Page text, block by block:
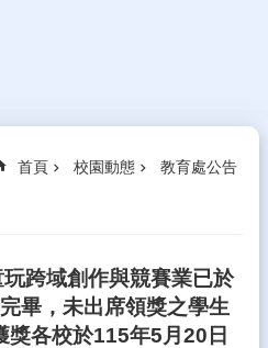
首頁 校園動態 教育處公告
跨域創作與競賽業已於
畢，未出席領獎之學生
獎各校於115年5月20日